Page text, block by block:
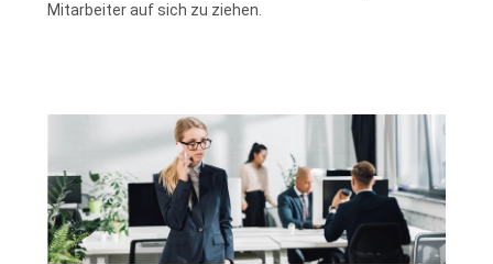
Mitarbeiter auf sich zu ziehen.